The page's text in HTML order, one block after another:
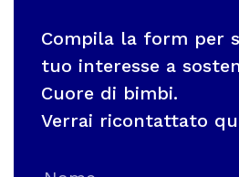
Compila la form per
tuo interesse a
Cuore di bimbi.
Verrai ricontattato